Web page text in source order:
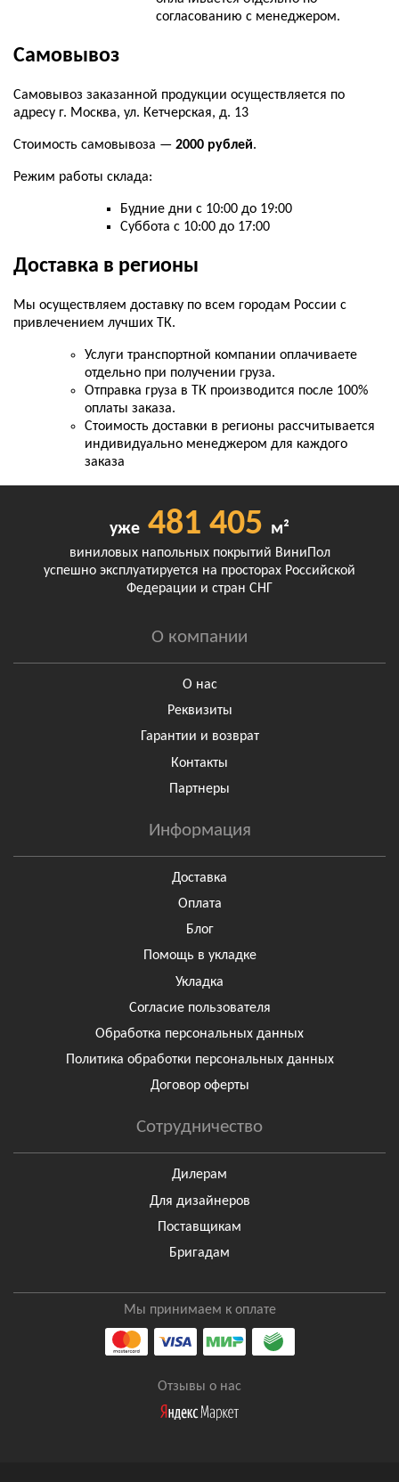
согласованию с менеджером.
Самовывоз
Самовывоз заказанной продукции осуществляется по
адресу г. Москва, ул. Кетчерская, д. 13
Стоимость самовывоза — 2000 рублей.
Режим работы склада:
Будние дни с 10:00 до 19:00
Суббота с 10:00 до 17:00
Доставка в регионы
Мы осуществляем доставку по всем городам России с
привлечением лучших ТК.
Услуги транспортной компании оплачиваете
отдельно при получении груза.
Отправка груза в ТК производится после 100%
оплаты заказа.
Стоимость доставки в регионы рассчитывается
индивидуально менеджером для каждого
заказа
уже 481 405 м²
виниловых напольных покрытий ВиниПол
успешно эксплуатируется на просторах Российской
Федерации и стран СНГ
О компании
О нас
Реквизиты
Гарантии и возврат
Контакты
Партнеры
Информация
Доставка
Оплата
Блог
Помощь в укладке
Укладка
Согласие пользователя
Обработка персональных данных
Политика обработки персональных данных
Договор оферты
Сотрудничество
Дилерам
Для дизайнеров
Поставщикам
Бригадам
Мы принимаем к оплате
Отзывы о нас